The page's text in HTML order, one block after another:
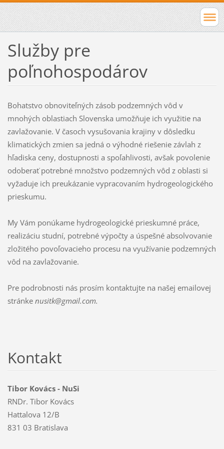
Služby pre
poľnohospodárov
Bohatstvo obnoviteľných zásob podzemných vôd v
mnohých oblastiach Slovenska umožňuje ich využitie na
zavlažovanie. V časoch vysušovania krajiny v dôsledku
klimatických zmien sa jedná o výhodné riešenie závlah z
hľadiska ceny, dostupnosti a spoľahlivosti, avšak povolenie
odoberať potrebné množstvo podzemných vôd z oblasti si
vyžaduje ich preukázanie vypracovaním hydrogeologického
prieskumu.
My Vám ponúkame hydrogeologické prieskumné práce,
realizáciu studní, potrebné výpočty a úspešné absolvovanie
zložitého povoľovacieho procesu na využívanie podzemných
vôd na zavlažovanie.
Pre podrobnosti nás prosím kontaktujte na našej emailovej
stránke nusitk@gmail.com.
Kontakt
Tibor Kovács - NuSi
RNDr. Tibor Kovács
Hattalova 12/B
831 03 Bratislava